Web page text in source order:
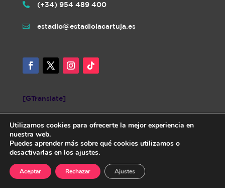
 (+34) 954 489 400
 estadio@estadiolacartuja.es
[GTranslate]
LEGAL| POLÍTICA DE PRIVACIDAD|POLÍTICA DE COOKIES
Utilizamos cookies para ofrecerte la mejor experiencia en
nuestra web.
Puedes aprender más sobre qué cookies utilizamos o
desactivarlas en los ajustes.
Aceptar Rechazar Ajustes